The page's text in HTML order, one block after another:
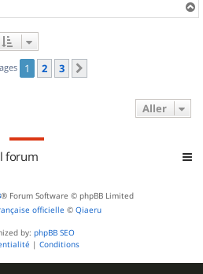
a
1 2 3
Aller
forum
® Forum Software © phpBB Limited
officielle © Qiaeru
by: phpBB SEO
| Conditions